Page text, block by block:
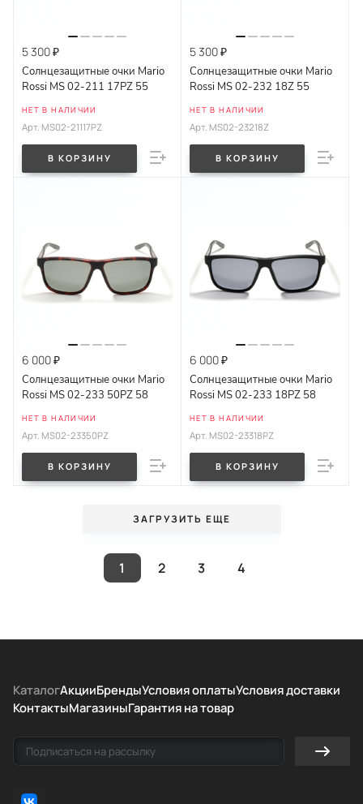
5 300 ₽
Солнцезащитные очки Mario
Rossi MS 02-211 17PZ 55
НЕТ В НАЛИЧИИ
Арт. MS02-21117PZ
В КОРЗИНУ
5 300 ₽
Солнцезащитные очки Mario
Rossi MS 02-232 18Z 55
НЕТ В НАЛИЧИИ
Арт. MS02-23218Z
В КОРЗИНУ
6 000 ₽
Солнцезащитные очки Mario
Rossi MS 02-233 50PZ 58
НЕТ В НАЛИЧИИ
Арт. MS02-23350PZ
В КОРЗИНУ
6 000 ₽
Солнцезащитные очки Mario
Rossi MS 02-233 18PZ 58
НЕТ В НАЛИЧИИ
Арт. MS02-23318PZ
В КОРЗИНУ
ЗАГРУЗИТЬ ЕЩЕ
1 2 3 4
КаталогАкцииБрендыУсловия оплатыУсловия доставки
КонтактыМагазиныГарантия на товар